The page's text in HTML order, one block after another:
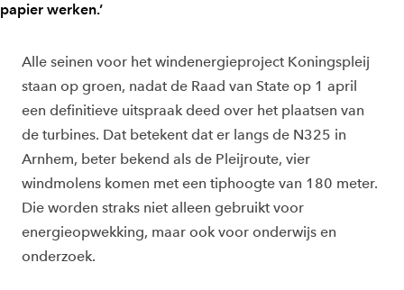
papier werken.’
Alle seinen voor het windenergieproject Koningspleij
staan op groen, nadat de Raad van State op 1 april
een definitieve uitspraak deed over het plaatsen van
de turbines. Dat betekent dat er langs de N325 in
Arnhem, beter bekend als de Pleijroute, vier
windmolens komen met een tiphoogte van 180 meter.
Die worden straks niet alleen gebruikt voor
energieopwekking, maar ook voor onderwijs en
onderzoek.